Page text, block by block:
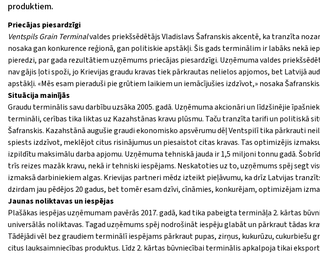
produktiem.
Priecājas piesardzīgi
Ventspils Grain Terminalvaldes priekšsēdētājs Vladislavs Šafranskis akcentē, ka tranzīta
nosaka gan konkurence reģionā, gan politiskie apstākļi. Šis gads terminālim ir labāks nekā
pieredzi, par gada rezultātiem uzņēmums priecājas piesardzīgi. Uzņēmuma valdes
nav gājis ļoti spoži, jo Krievijas graudu kravas tiek pārkrautas nelielos apjomos, bet Latvijā
apstākļi. «Mēs esam pieraduši pie grūtiem laikiem un iemācījušies izdzīvot,» nosaka Šafranskis.
Situācija mainījās
Graudu terminālis savu darbību uzsāka 2005. gadā. Uzņēmuma akcionāri un līdzšinējie
termināli, cerības tika liktas uz Kazahstānas kravu plūsmu. Taču tranzīta tarifi un politiskā
Šafranskis. Kazahstānā augušie graudi ekonomisko apsvērumu dēļ Ventspilī tika pārkrauti
spiests izdzīvot, meklējot citus risinājumus un piesaistot citas kravas. Tas optimizējis
izpildītu maksimālu darba apjomu. Uzņēmuma tehniskā jauda ir 1,5 miljoni tonnu gadā. Šobrīd
trīs reizes mazāk kravu, nekā ir tehniski iespējams. Neskatoties uz to, uzņēmums spēj segt
izmaksā darbiniekiem algas. Krievijas partneri mēdz izteikt pieļāvumu, ka drīz Latvijas
dzirdam jau pēdējos 20 gadus, bet tomēr esam dzīvi, cīnāmies, konkurējam, optimizējam
Jaunas noliktavas un iespējas
Plašākas iespējas uzņēmumam pavērās 2017. gadā, kad tika pabeigta termināļa 2. kārtas
universālās noliktavas. Tagad uzņēmums spēj nodrošināt iespēju glabāt un pārkraut tādas
Tādējādi vēl bez graudiem terminālī iespējams pārkraut pupas, zirņus, kukurūzu, cukurbiešu
citus lauksaimniecības produktus. Līdz 2. kārtas būvniecībai terminālis apkalpoja tikai